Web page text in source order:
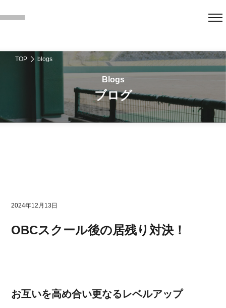
TOP blogs
ブログ
2024年12月13日
OBCスクール後の居残り対決！
お互いを高め合い更なるレベルアップ